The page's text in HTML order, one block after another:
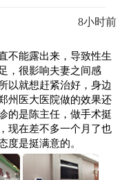
8小时前
不能露出来，导致性生
，很影响夫妻之间感
以就想赶紧治好，身边
州医大医院做的效果还
的是陈主任，做手术挺
现在差不多一个月了也
度是挺满意的。